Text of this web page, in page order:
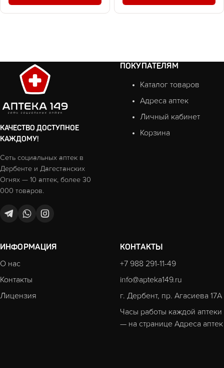
КАЧЕСТВО ДОСТУПНОЕ
КАЖДОМУ!
Сеть социальных аптек в
Дербенте и Дагестанских
Огнях — 10 аптек, более 30
000 товаров.
ПОКУПАТЕЛЯМ
Каталог товаров
Адреса аптек
Личный кабинет
Корзина
ИНФОРМАЦИЯ
О нас
Контакты
Лицензия
КОНТАКТЫ
+7 988 291-11-49
info@apteka149.ru
г. Дербент, пр. Агасиева 17А
Часы работы каждой аптеки
— на странице Адреса аптек